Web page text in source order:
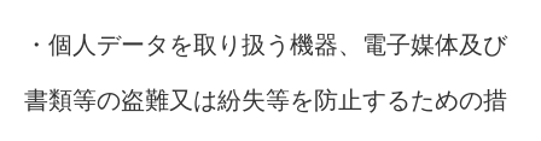
・個人データを取り扱う機器、電子媒体及び
書類等の盗難又は紛失等を防止するための措